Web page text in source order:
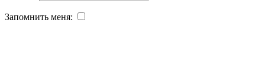
Запомнить меня: